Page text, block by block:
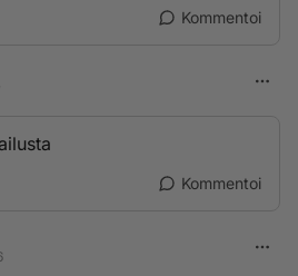
Kommentoi
Kommentoi